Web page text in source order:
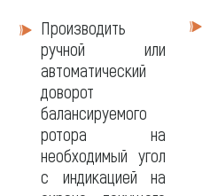
Производить
ручной или
автоматический
доворот
балансируемого
ротора на
необходимый угол
с индикацией на